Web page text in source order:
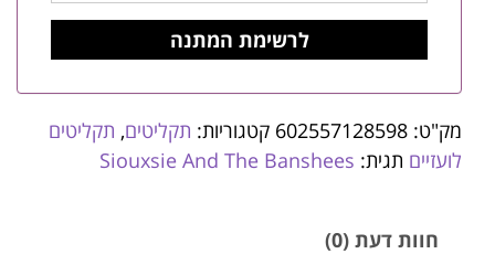
מק"ט: 602557128598 קטגוריות: תקליטים, תקליטים
לועזיים תגית: Siouxsie And The Banshees
חוות דעת (0)